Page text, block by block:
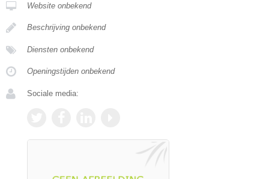
Website onbekend
Beschrijving onbekend
Diensten onbekend
Openingstijden onbekend
Sociale media: